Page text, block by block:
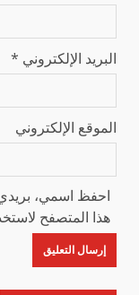
البريد الإلكتروني *
الموقع الإلكتروني
احفظ اسمي، بريدي
هذا المتصفح